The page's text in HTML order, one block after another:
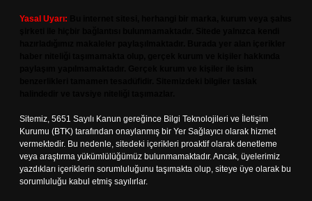
Yasal Uyarı:
Sitemiz, 5651 Sayılı Kanun gereğince Bilgi Teknolojileri ve İletişim
Kurumu (BTK) tarafından onaylanmış bir Yer Sağlayıcı olarak hizmet
vermektedir. Bu nedenle, sitedeki içerikleri proaktif olarak denetleme
veya araştırma yükümlülüğümüz bulunmamaktadır. Ancak, üyelerimiz
yazdıkları içeriklerin sorumluluğunu taşımakta olup, siteye üye olarak bu
sorumluluğu kabul etmiş sayılırlar.